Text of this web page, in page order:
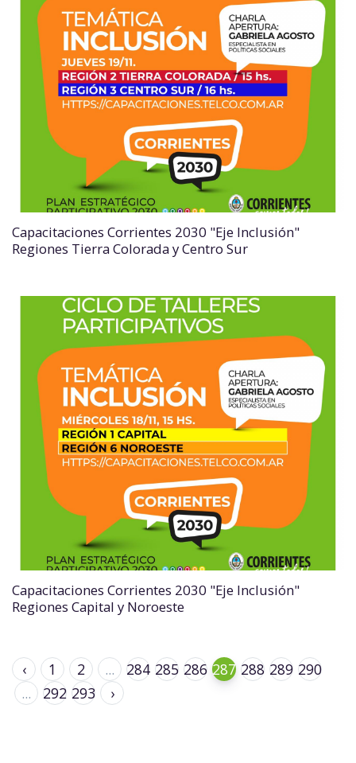
Capacitaciones Corrientes 2030 "Eje Inclusión"
Regiones Tierra Colorada y Centro Sur
Capacitaciones Corrientes 2030 "Eje Inclusión"
Regiones Capital y Noroeste
‹ 1 2 ... 284 285 286 287 288 289 290
...
292 293 ›